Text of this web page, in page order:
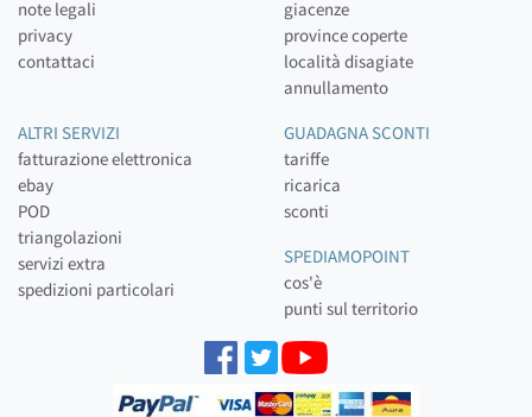
note legali
privacy
contattaci
giacenze
province coperte
località disagiate
annullamento
ALTRI SERVIZI
fatturazione elettronica
ebay
POD
triangolazioni
servizi extra
spedizioni particolari
GUADAGNA SCONTI
tariffe
ricarica
sconti
SPEDIAMOPOINT
cos'è
punti sul territorio